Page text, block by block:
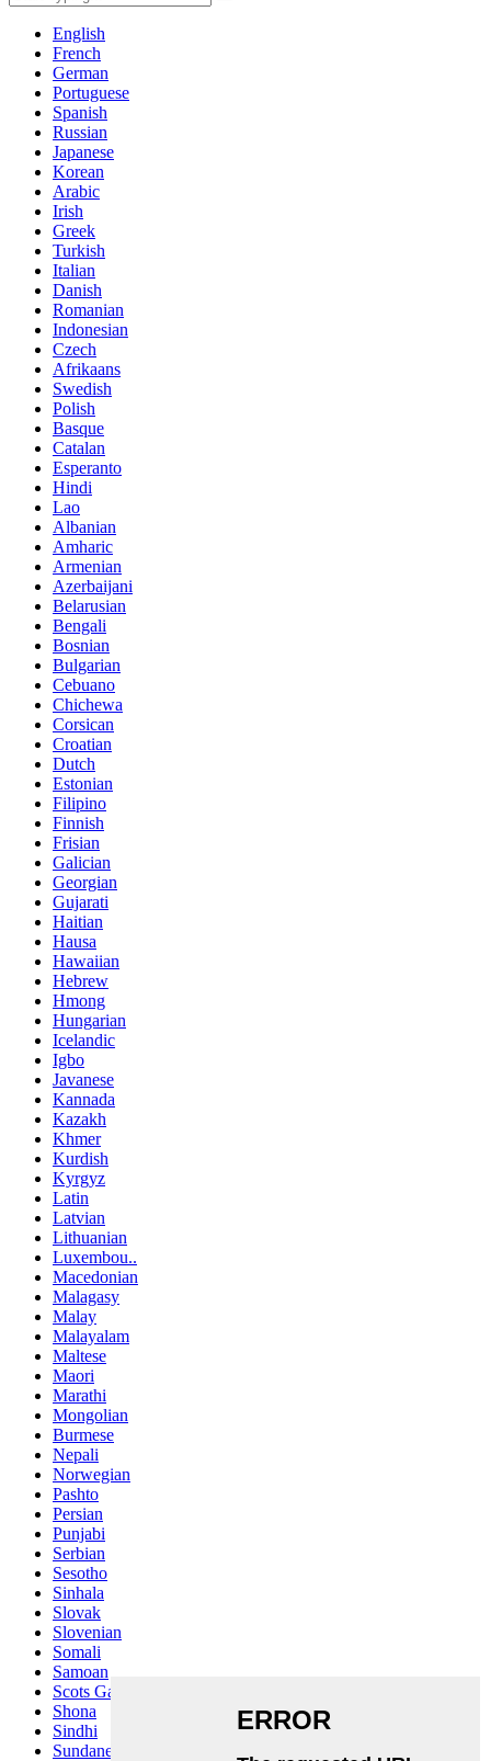
English
French
German
Portuguese
Spanish
Russian
Japanese
Korean
Arabic
Irish
Greek
Turkish
Italian
Danish
Romanian
Indonesian
Czech
Afrikaans
Swedish
Polish
Basque
Catalan
Esperanto
Hindi
Lao
Albanian
Amharic
Armenian
Azerbaijani
Belarusian
Bengali
Bosnian
Bulgarian
Cebuano
Chichewa
Corsican
Croatian
Dutch
Estonian
Filipino
Finnish
Frisian
Galician
Georgian
Gujarati
Haitian
Hausa
Hawaiian
Hebrew
Hmong
Hungarian
Icelandic
Igbo
Javanese
Kannada
Kazakh
Khmer
Kurdish
Kyrgyz
Latin
Latvian
Lithuanian
Luxembou..
Macedonian
Malagasy
Malay
Malayalam
Maltese
Maori
Marathi
Mongolian
Burmese
Nepali
Norwegian
Pashto
Persian
Punjabi
Serbian
Sesotho
Sinhala
Slovak
Slovenian
Somali
Samoan
Scots Gaelic
Shona
Sindhi
Sundanese